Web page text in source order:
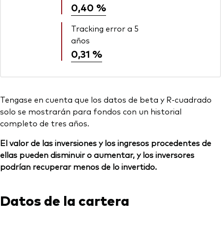
0,40 %
Tracking error a 5
años
0,31 %
Tengase en cuenta que los datos de beta y R-cuadrado
solo se mostrarán para fondos con un historial
completo de tres años.
El valor de las inversiones y los ingresos procedentes de
ellas pueden disminuir o aumentar, y los inversores
podrían recuperar menos de lo invertido.
Datos de la cartera